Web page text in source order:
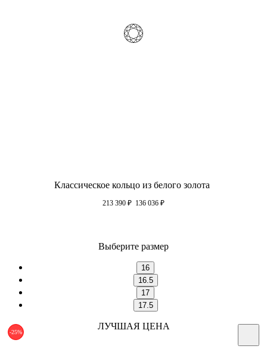
Классическое кольцо из белого золота
213 390 ₽ 136 036 ₽
Выберите размер
16
16.5
17
17.5
-25%
ЛУЧШАЯ ЦЕНА